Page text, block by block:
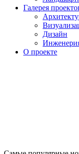
Галерея
Дизайн
О проекте